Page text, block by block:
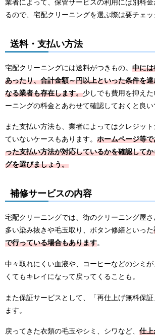
業者によって、保管サービスの利用には別料
るので、宅配クリーニングを選ぶ際は要チェッ
送料・支払い方法
宅配クリーニングには送料がつきもの。 中に
あったり、合計金額～円以上といった条件を
なる業者も存在します。少しでも費用を抑え
ーニングの料金とあわせて確認しておくと良い
また支払い方法も、業者によってはクレジッ
ていないケースもあります。 ホームページ等
った支払い方法が対応しているかを確認して
グを選びましょう。
補修サービスの内容
宅配クリーニングでは、街のクリーニング屋
多い染み抜きや毛玉取り、ボタン修繕といった
で行っている場合もあります。
中々取れにくい血液や、コーヒーなどのシミ
くてもキレイになって戻ってくることも。
また保証サービスとして、「再仕上げ無料保
ます。
戻ってきた衣類の毛玉やシミ、シワなど、 仕上